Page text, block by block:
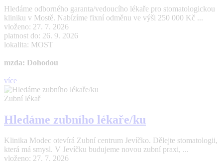
Hledáme odborného garanta/vedoucího lékaře pro stomatologickou
kliniku v Mostě. Nabízíme fixní odměnu ve výši 250 000 Kč ...
vloženo: 27. 7. 2026
platnost do: 26. 9. 2026
lokalita: MOST
mzda: Dohodou
více
Zubní lékař
Hledáme zubního lékaře/ku
Klinika Modec otevírá Zubní centrum Jevíčko. Dělejte stomatologii,
která má smysl. V Jevíčku budujeme novou zubní praxi, ...
vloženo: 27. 7. 2026